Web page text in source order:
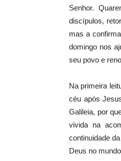
Senhor.
discípulos,
mas a
domingo nos
seu povo e
Na primeira
céu após
Galileia, por
vivida na
continuidade
Deus no